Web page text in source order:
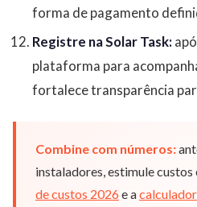
forma de pagamento
Registre na Solar Task:
plataforma para
fortalece transparência
Combine com números:
instaladores, estimule
de custos 2026 e a